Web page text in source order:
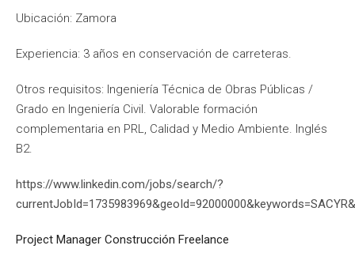
Ubicación: Zamora
Experiencia: 3 años en conservación de carreteras.
Otros requisitos: Ingeniería Técnica de Obras Públicas /
Grado en Ingeniería Civil. Valorable formación
complementaria en PRL, Calidad y Medio Ambiente. Inglés
B2.
https://www.linkedin.com/jobs/search/?
Project Manager Construcción Freelance